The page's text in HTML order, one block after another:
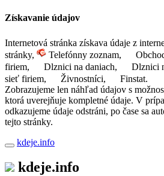
Získavanie údajov
Internetová stránka získava údaje z
stránky,
Telefónny zoznam,
firiem,
Dlznici na daniach, Dlznici
sieť firiem,
Živnostníci,
Finstat.
Zobrazujeme len náhľad údajov s
ktorá uverejňuje kompletné údaje. V
odkazujeme údaje odstráni, po čase sa
tejto stránky.
kdeje.info
kdeje.info